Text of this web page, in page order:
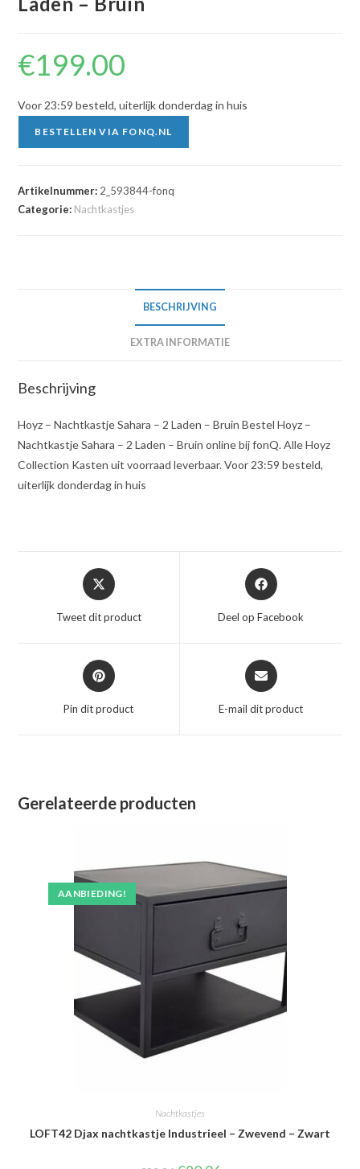
€199.00
Voor 23:59 besteld, uiterlijk donderdag in huis
BESTELLEN VIA FONQ.NL
Artikelnummer: 2_593844-fonq
Categorie: Nachtkastjes
BESCHRIJVING
EXTRA INFORMATIE
Beschrijving
Hoyz – Nachtkastje Sahara – 2 Laden – Bruin Bestel Hoyz –
Nachtkastje Sahara – 2 Laden – Bruin online bij fonQ. Alle Hoyz
Collection Kasten uit voorraad leverbaar. Voor 23:59 besteld,
uiterlijk donderdag in huis
Opent
in
nieuw
Tweet dit product
Opent
in
nieuw
Deel op Facebook
Opent
in
nieuw
Pin dit product
Opent
in
nieuw
E-mail dit product
Gerelateerde producten
AANBIEDING!
Nachtkastjes
LOFT42 Djax nachtkastje Industrieel – Zwevend – Zwart